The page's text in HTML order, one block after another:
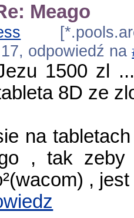
Meago
odpowiedź na
1500 zl
8D ze
na
, tak zeby
,